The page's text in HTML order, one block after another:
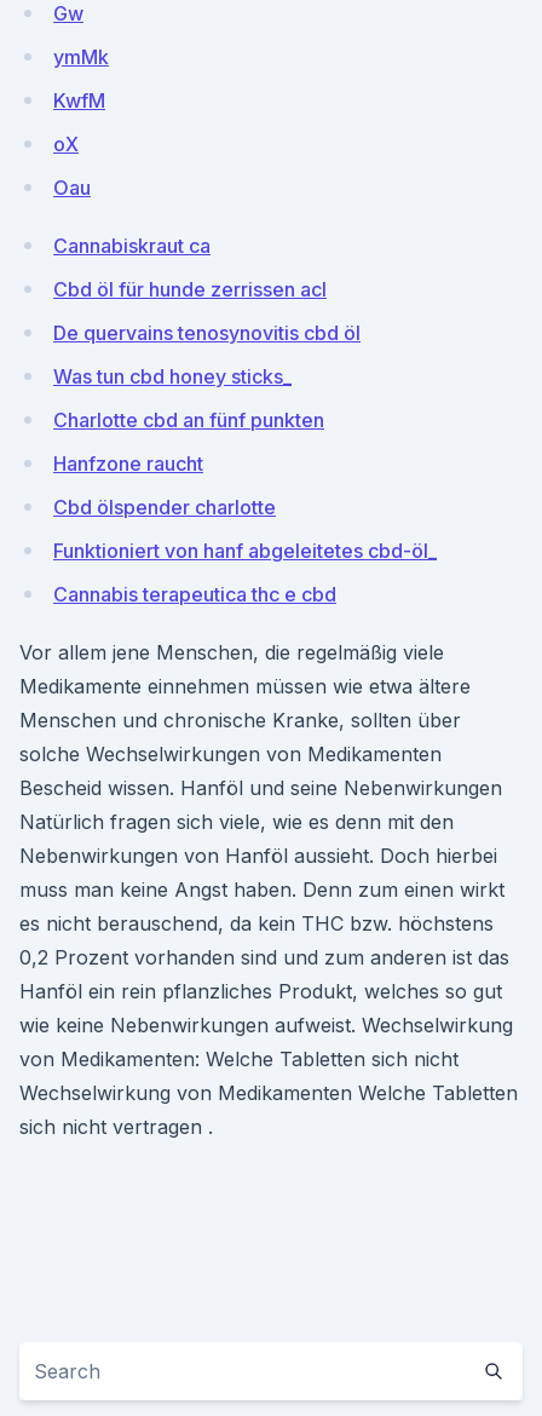
Gw
ymMk
KwfM
oX
Oau
Cannabiskraut ca
Cbd öl für hunde zerrissen acl
De quervains tenosynovitis cbd öl
Was tun cbd honey sticks_
Charlotte cbd an fünf punkten
Hanfzone raucht
Cbd ölspender charlotte
Funktioniert von hanf abgeleitetes cbd-öl_
Cannabis terapeutica thc e cbd
Vor allem jene Menschen, die regelmäßig viele
Medikamente einnehmen müssen wie etwa ältere
Menschen und chronische Kranke, sollten über
solche Wechselwirkungen von Medikamenten
Bescheid wissen. Hanföl und seine Nebenwirkungen
Natürlich fragen sich viele, wie es denn mit den
Nebenwirkungen von Hanföl aussieht. Doch hierbei
muss man keine Angst haben. Denn zum einen wirkt
es nicht berauschend, da kein THC bzw. höchstens
0,2 Prozent vorhanden sind und zum anderen ist das
Hanföl ein rein pflanzliches Produkt, welches so gut
wie keine Nebenwirkungen aufweist. Wechselwirkung
von Medikamenten: Welche Tabletten sich nicht
Wechselwirkung von Medikamenten Welche Tabletten
sich nicht vertragen .